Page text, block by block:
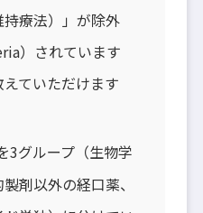
持療法）」が除外
）されています
ていただけます
3グループ（生物学
剤以外の経口薬、